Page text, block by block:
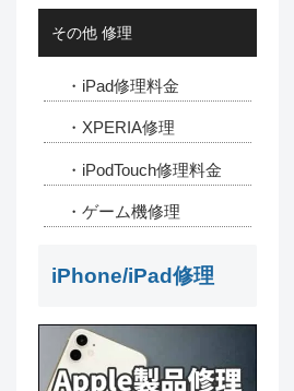
その他 修理
・iPad修理料金
・XPERIA修理
・iPodTouch修理料金
・ゲーム機修理
iPhone/iPad修理